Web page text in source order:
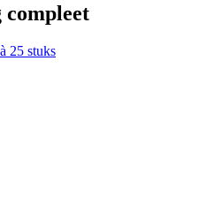
25 stuks